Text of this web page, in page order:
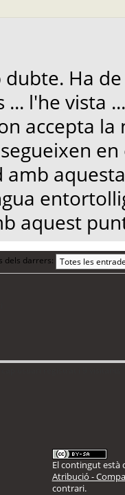
Ha
l'he vista
accepta la
en
amb
aquest
dels darrers:
El contingut està
Atribució -
contrari.